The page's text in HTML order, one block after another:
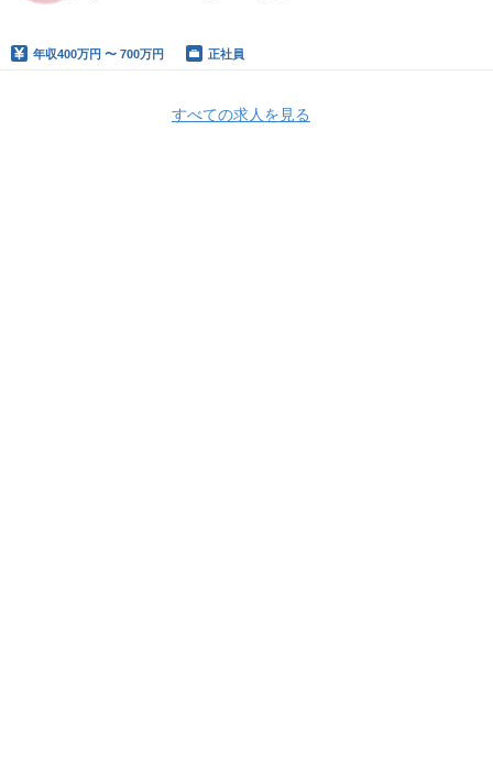
年収400万円 〜 700万円 正社員
すべての求人を見る